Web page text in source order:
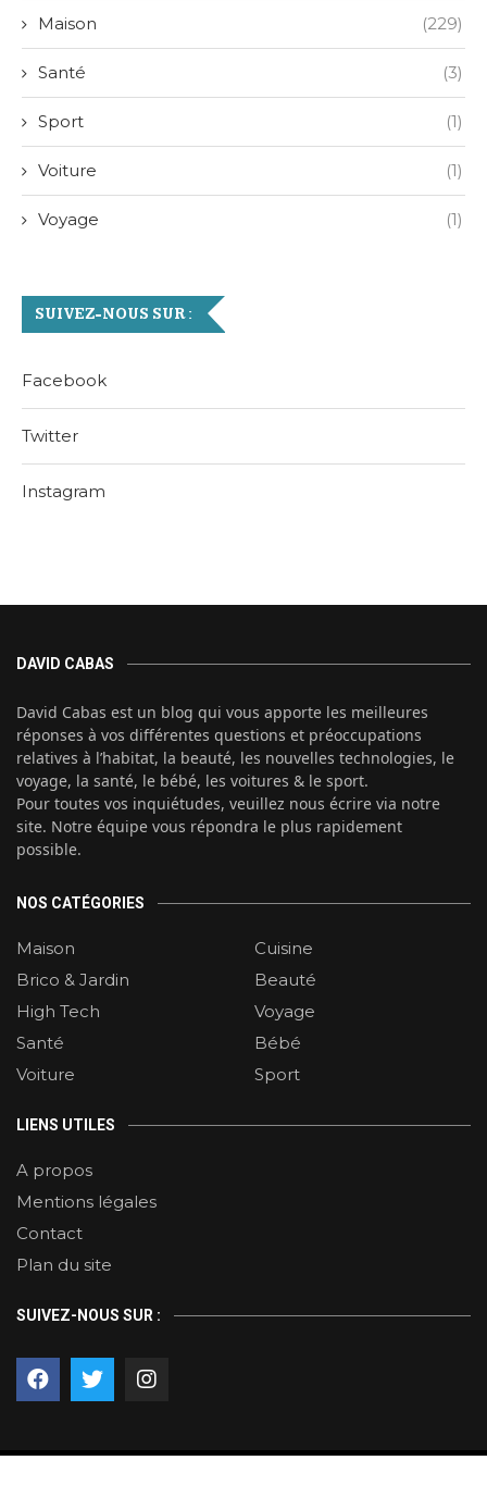
Maison (229)
Santé (3)
Sport (1)
Voiture (1)
Voyage (1)
SUIVEZ-NOUS SUR :
Facebook
Twitter
Instagram
DAVID CABAS
David Cabas est un blog qui vous apporte les meilleures
réponses à vos différentes questions et préoccupations
relatives à l’habitat, la beauté, les nouvelles technologies, le
voyage, la santé, le bébé, les voitures & le sport.
Pour toutes vos inquiétudes, veuillez nous écrire via notre
site. Notre équipe vous répondra le plus rapidement
possible.
NOS CATÉGORIES
Maison
Cuisine
Brico & Jardin
Beauté
High Tech
Voyage
Santé
Bébé
Voiture
Sport
LIENS UTILES
A propos
Mentions légales
Contact
Plan du site
SUIVEZ-NOUS SUR :